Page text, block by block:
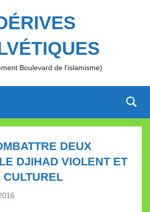
Boulevard de l'islamisme)
DEUX
DJIHAD VIOLENT ET